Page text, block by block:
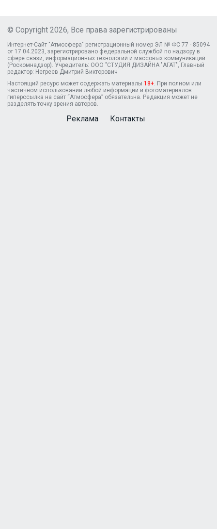
© Copyright 2026, Все права зарегистрированы
Интернет-Сайт "Атмосфера" регистрационный номер ЭЛ № ФС 77 - 85094
от 17.04.2023, зарегистрировано федеральной службой по надзору в
сфере связи, информационных технологий и массовых коммуникаций
(Роскомнадзор). Учредитель: ООО "СТУДИЯ ДИЗАЙНА "АГАТ", Главный
редактор: Негреев Дмитрий Викторович
Настоящий ресурс может содержать материалы 18+ . При полном или
частичном использовании любой информации и фотоматериалов
гиперссылка на сайт “Атмосфера” обязательна. Редакция может не
разделять точку зрения авторов.
Реклама Контакты